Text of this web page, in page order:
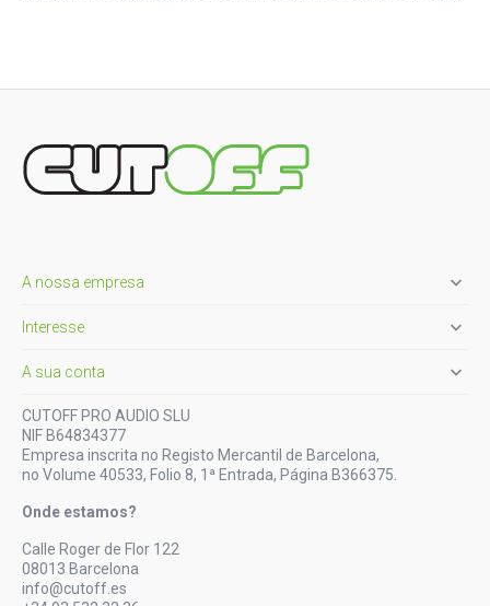
A nossa empresa 
Interesse 
A sua conta 
CUTOFF PRO AUDIO SLU
NIF B64834377
Empresa inscrita no Registo Mercantil de Barcelona,
no Volume 40533, Folio 8, 1ª Entrada, Página B366375.
Onde estamos?
Calle Roger de Flor 122
08013 Barcelona
info@cutoff.es